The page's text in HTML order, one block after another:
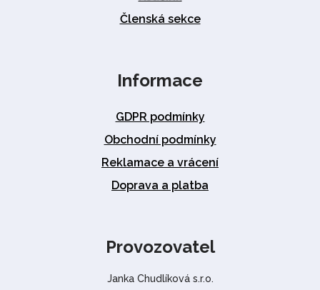
Členská sekce
Informace
GDPR podmínky
Obchodní podmínky
Reklamace a vrácení
Doprava a platba
Provozovatel
Janka Chudlíková s.r.o.